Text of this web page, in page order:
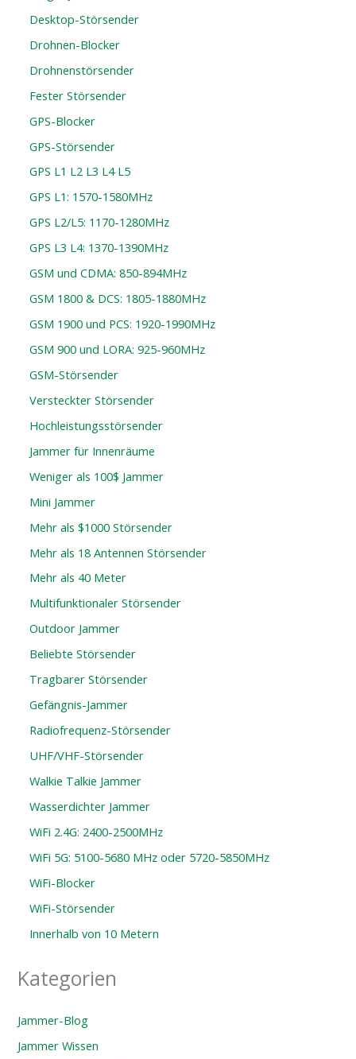
Desktop-Störsender
Drohnen-Blocker
Drohnenstörsender
Fester Störsender
GPS-Blocker
GPS-Störsender
GPS L1 L2 L3 L4 L5
GPS L1: 1570-1580MHz
GPS L2/L5: 1170-1280MHz
GPS L3 L4: 1370-1390MHz
GSM und CDMA: 850-894MHz
GSM 1800 & DCS: 1805-1880MHz
GSM 1900 und PCS: 1920-1990MHz
GSM 900 und LORA: 925-960MHz
GSM-Störsender
Versteckter Störsender
Hochleistungsstörsender
Jammer für Innenräume
Weniger als 100$ Jammer
Mini Jammer
Mehr als $1000 Störsender
Mehr als 18 Antennen Störsender
Mehr als 40 Meter
Multifunktionaler Störsender
Outdoor Jammer
Beliebte Störsender
Tragbarer Störsender
Gefängnis-Jammer
Radiofrequenz-Störsender
UHF/VHF-Störsender
Walkie Talkie Jammer
Wasserdichter Jammer
WiFi 2.4G: 2400-2500MHz
WiFi 5G: 5100-5680 MHz oder 5720-5850MHz
WiFi-Blocker
WiFi-Störsender
Innerhalb von 10 Metern
Kategorien
Jammer-Blog
Jammer Wissen